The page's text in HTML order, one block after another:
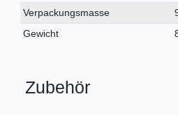
Verpackungsmasse
Gewicht
Zubehör